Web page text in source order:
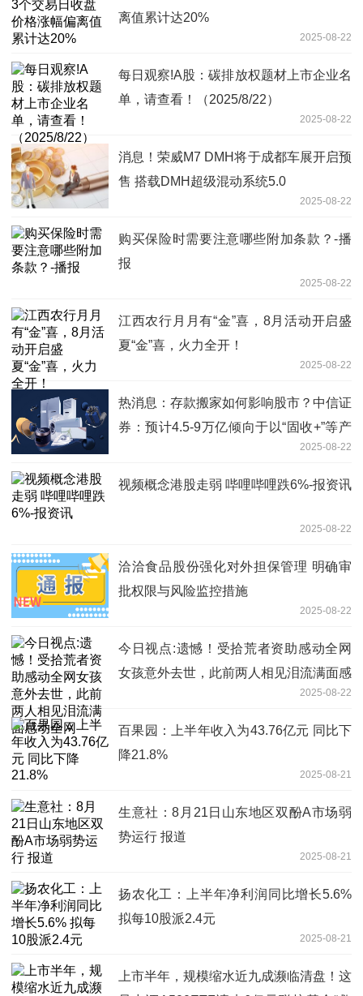
离值累计达20%
2025-08-22
每日观察!A股：碳排放权题材上市企业名
单，请查看！（2025/8/22）
2025-08-22
消息！荣威M7 DMH将于成都车展开启预
售 搭载DMH超级混动系统5.0
2025-08-22
购买保险时需要注意哪些附加条款？-播
报
2025-08-22
江西农行月月有“金”喜，8月活动开启盛
夏“金”喜，火力全开！
2025-08-22
热消息：存款搬家如何影响股市？中信证
券：预计4.5-9万亿倾向于以“固收+”等产
2025-08-22
视频概念港股走弱 哔哩哔哩跌6%-报资讯
2025-08-22
洽洽食品股份强化对外担保管理 明确审
批权限与风险监控措施
2025-08-22
今日视点:遗憾！受拾荒者资助感动全网
女孩意外去世，此前两人相见泪流满面感
2025-08-22
百果园：上半年收入为43.76亿元 同比下
降21.8%
2025-08-21
生意社：8月21日山东地区双酚A市场弱
势运行 报道
2025-08-21
扬农化工：上半年净利润同比增长5.6%
拟每10股派2.4元
2025-08-21
上市半年，规模缩水近九成濒临清盘！这